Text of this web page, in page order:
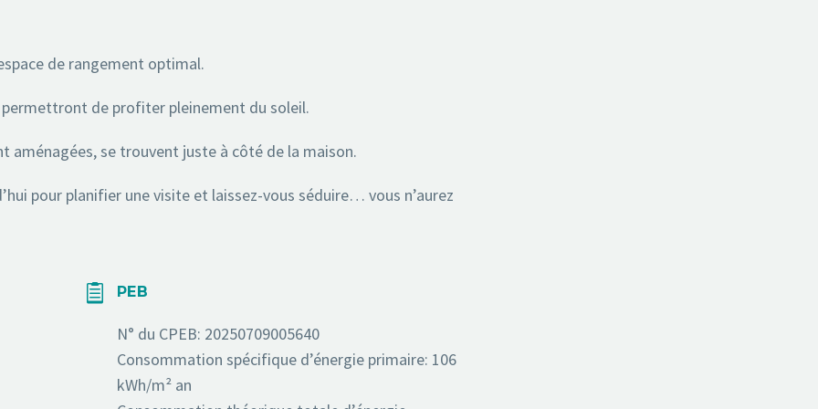
de rangement optimal.
de profiter pleinement du soleil.
aménagées, se trouvent juste à côté de la maison.
pour planifier une visite et laissez-vous séduire… vous n’aurez

 PEB
N° du CPEB: ‭20250709005640
Consommation spécifique d’énergie primaire: 106
kWh/m² an